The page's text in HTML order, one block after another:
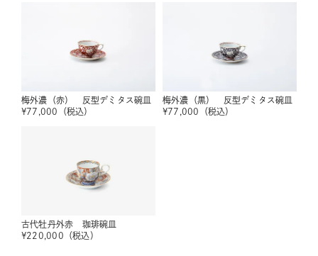
梅外濃（赤） 反型デミタス碗皿
¥77,000 （税込）
梅外濃（黒） 反型デミタス碗皿
¥77,000 （税込）
古代牡丹外赤 珈琲碗皿
¥220,000 （税込）